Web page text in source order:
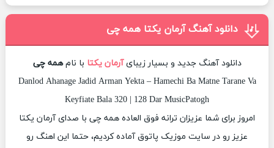
دانلود آهنگ آرمان یکتا همه چی
دانلود آهنگ جدید و بسیار زیبایآرمان یکتا با نامهمه چی
Danlod Ahanage Jadid Arman Yekta – Hamechi Ba Matne Tarane Va
Keyfiate Bala 320 | 128 Dar MusicPatogh
امروز برای شما عزیزان ترانه فوق العاده همه چی با صدای آرمان یکتا
عزیز رو در سایت موزیک پاتوق آماده کردیم، حتما این اهنگ رو